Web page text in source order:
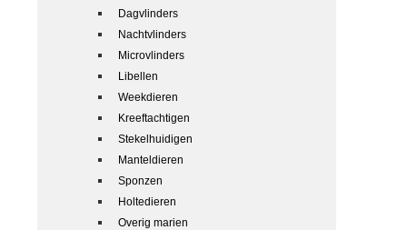
Dagvlinders
Nachtvlinders
Microvlinders
Libellen
Weekdieren
Kreeftachtigen
Stekelhuidigen
Manteldieren
Sponzen
Holtedieren
Overig marien